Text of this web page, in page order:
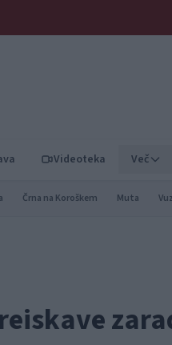
Videoteka Več
Črna na Koroškem Muta